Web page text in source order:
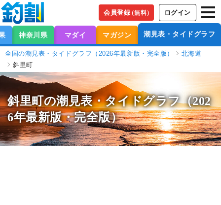
会員登録（無料） ログイン
神奈川県 マダイ マガジン 潮見表・タイドグラフ
全国の潮見表・タイドグラフ（2026年最新版・完全版）
北海道
斜里町
斜里町の潮見表・タイドグラフ（202
6年最新版・完全版）